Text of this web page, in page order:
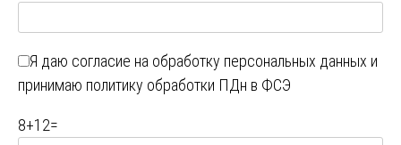
Я даю согласие на обработку персональных данных и
принимаю политику обработки ПДн в ФСЭ
8+12=